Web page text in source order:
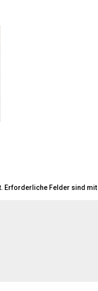
Erforderliche Felder sind